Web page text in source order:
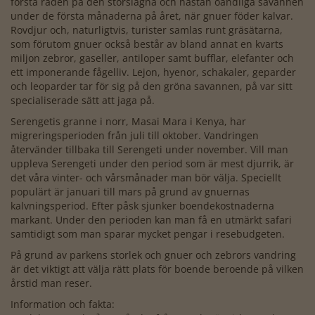
under de första månaderna på året, när gnuer föder kalvar.
Rovdjur och, naturligtvis, turister samlas runt gräsätarna,
som förutom gnuer också består av bland annat en kvarts
miljon zebror, gaseller, antiloper samt bufflar, elefanter och
ett imponerande fågelliv. Lejon, hyenor, schakaler, geparder
och leoparder tar för sig på den gröna savannen, på var sitt
specialiserade sätt att jaga på.
Serengetis granne i norr, Masai Mara i Kenya, har
migreringsperioden från juli till oktober. Vandringen
återvänder tillbaka till Serengeti under november. Vill man
uppleva Serengeti under den period som är mest djurrik, är
det våra vinter- och vårsmånader man bör välja. Speciellt
populärt är januari till mars på grund av gnuernas
kalvningsperiod. Efter påsk sjunker boendekostnaderna
markant. Under den perioden kan man få en utmärkt safari
samtidigt som man sparar mycket pengar i resebudgeten.
På grund av parkens storlek och gnuer och zebrors vandring
är det viktigt att välja rätt plats för boende beroende på vilken
årstid man reser.
Information och fakta: